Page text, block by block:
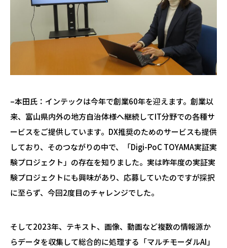
–本田氏：インテックは今年で創業60年を迎えます。創業以
来、富山県内外の地方自治体様へ継続してIT分野での各種サ
ービスをご提供しています。DX推奨のためのサービスも提供
しており、そのつながりの中で、「Digi-PoC TOYAMA実証実
験プロジェクト」の存在を知りました。実は昨年度の実証実
験プロジェクトにも興味があり、応募していたのですが採択
に至らず、今回2度目のチャレンジでした。
そして2023年、テキスト、画像、動画など複数の情報源か
らデータを収集して総合的に処理する「マルチモーダルAI」